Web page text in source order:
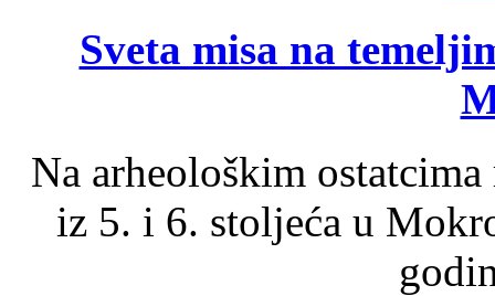
Sveta misa na
Na arheološkim
iz 5. i 6. stoljeća u